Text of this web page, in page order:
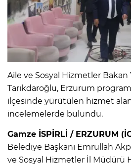
Aile ve Sosyal Hizmetler Bakan
Tarıkdaroğlu, Erzurum
ilçesinde yürütülen hizmet
incelemelerde bulundu.
Gamze İSPİRLİ / ERZURUM
Belediye Başkanı Emrullah
ve Sosyal Hizmetler İl Müdürü